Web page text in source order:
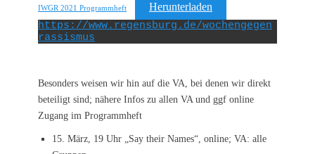
IWGR 2021 Programmheft
Herunterladen
https://www.regensburg.de/wochengegen
rassismus
Besonders weisen wir hin auf die VA, bei denen wir direkt
beteiligt sind; nähere Infos zu allen VA und ggf online
Zugang im Programmheft
15. März, 19 Uhr „Say their Names“, online; VA: alle